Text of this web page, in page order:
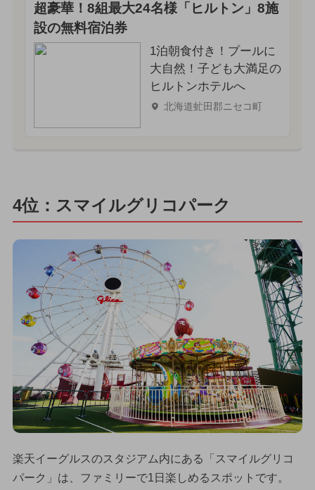
超豪華！8組最大24名様「ヒルトン」8施
設の無料宿泊券
1泊朝食付き！プールに
大自然！子ども大満足の
ヒルトンホテルへ
北海道虻田郡ニセコ町
4位：スマイルグリコパーク
楽天イーグルスのスタジアム内にある「スマイルグリコ
パーク」は、ファミリーで1日楽しめるスポットです。